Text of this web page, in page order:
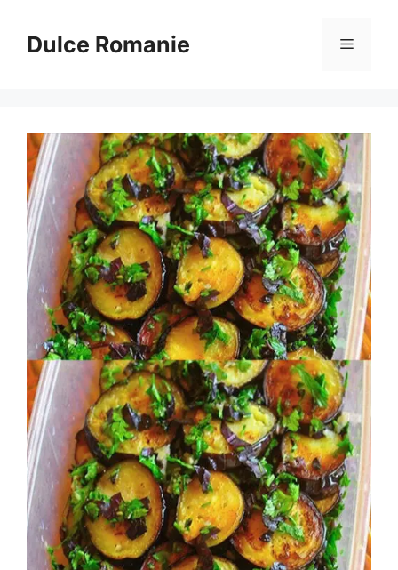
conținutDulce Romanie Meniu